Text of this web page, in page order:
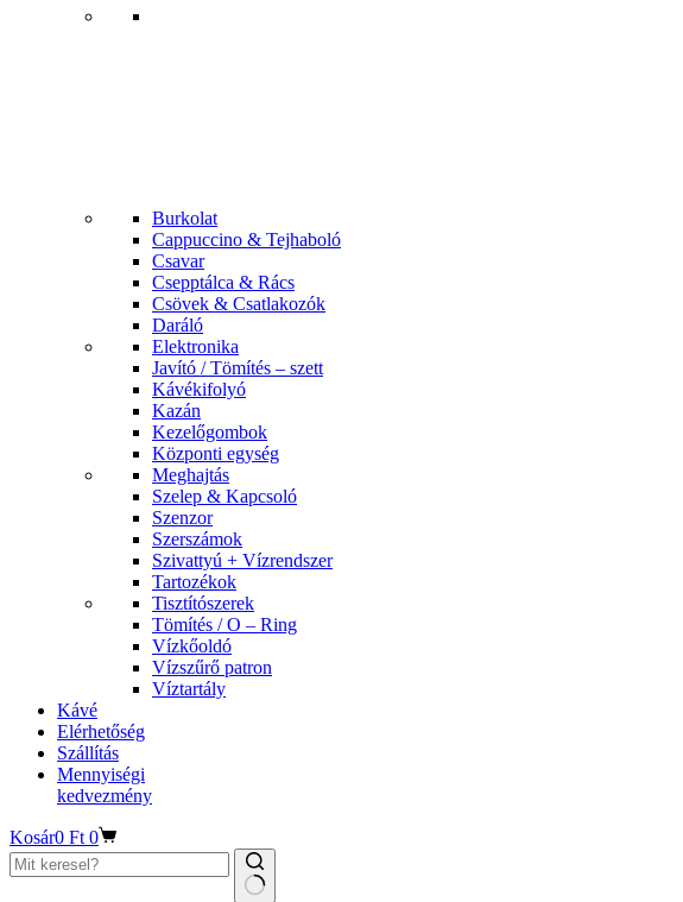
Burkolat
Cappuccino & Tejhaboló
Csavar
Csepptálca & Rács
Csövek & Csatlakozók
Daráló
Elektronika
Javító / Tömítés – szett
Kávékifolyó
Kazán
Kezelőgombok
Központi egység
Meghajtás
Szelep & Kapcsoló
Szenzor
Szerszámok
Szivattyú + Vízrendszer
Tartozékok
Tisztítószerek
Tömítés / O – Ring
Vízkőoldó
Vízszűrő patron
Víztartály
Kávé
Elérhetőség
Szállítás
Mennyiségi
kedvezmény
Kosár0 Ft 0